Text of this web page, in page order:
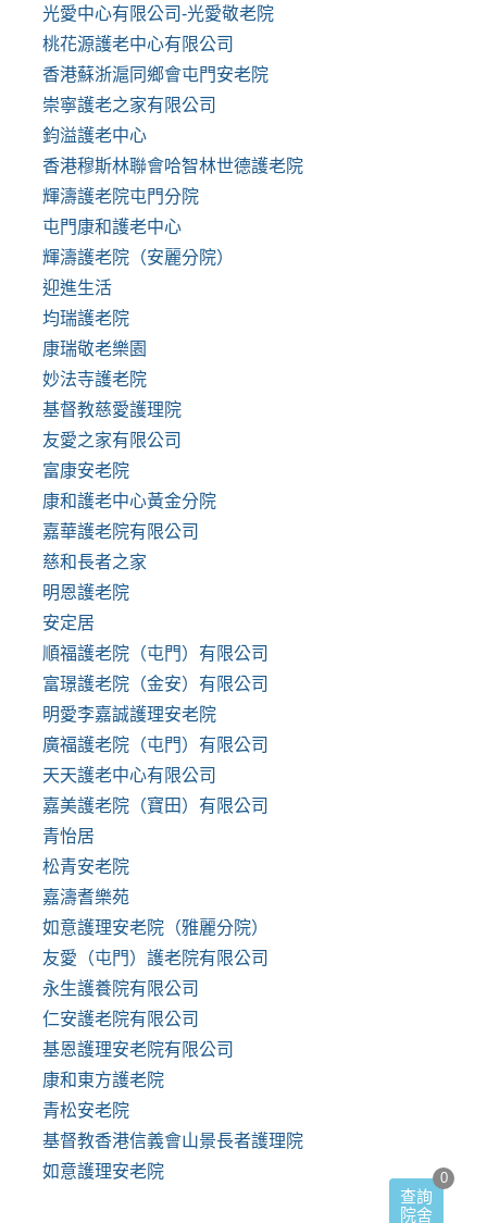
光愛中心有限公司-光愛敬老院
桃花源護老中心有限公司
香港蘇浙滬同鄉會屯門安老院
崇寧護老之家有限公司
鈞溢護老中心
香港穆斯林聯會哈智林世德護老院
輝濤護老院屯門分院
屯門康和護老中心
輝濤護老院（安麗分院）
迎進生活
均瑞護老院
康瑞敬老樂園
妙法寺護老院
基督教慈愛護理院
友愛之家有限公司
富康安老院
康和護老中心黃金分院
嘉華護老院有限公司
慈和長者之家
明恩護老院
安定居
順福護老院（屯門）有限公司
富璟護老院（金安）有限公司
明愛李嘉誠護理安老院
廣福護老院（屯門）有限公司
天天護老中心有限公司
嘉美護老院（寶田）有限公司
青怡居
松青安老院
嘉濤耆樂苑
如意護理安老院（雅麗分院）
友愛（屯門）護老院有限公司
永生護養院有限公司
仁安護老院有限公司
基恩護理安老院有限公司
康和東方護老院
青松安老院
基督教香港信義會山景長者護理院
如意護理安老院
查詢
院舍
0